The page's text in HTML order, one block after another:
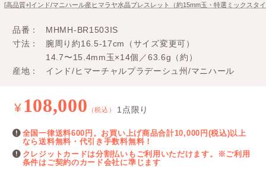
[高品質+]インド/マニハール産ヒマラヤ水晶ブレスレット（約15mm玉・特選ミックスタ
品番
MHMH-BR1503IS
寸法
腕周り約16.5-17cm（サイズ変更可）
14.7〜15.4mm玉×14個／63.6g（約）
産地
インド/ヒマーチャルプラデーシュ州/マニハール
¥ 108,000 （税込） 1点限り
全国一律送料600円。お買い上げ商品合計10,000円(税込)以上
なら送料無料・代引き手数料無料！
クレジットカードは分割払いもご利用いただけます。※ご利用
条件はご契約のカード会社に準じます